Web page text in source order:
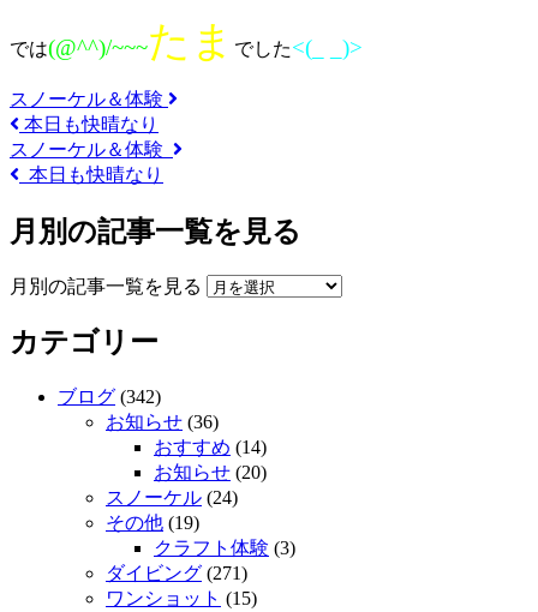
では(@^^)/~~~たま でした<(_ _)>
スノーケル＆体験
本日も快晴なり
スノーケル＆体験
本日も快晴なり
月別の記事一覧を見る
月別の記事一覧を見る
カテゴリー
ブログ (342)
お知らせ (36)
おすすめ (14)
お知らせ (20)
スノーケル (24)
その他 (19)
クラフト体験 (3)
ダイビング (271)
ワンショット (15)